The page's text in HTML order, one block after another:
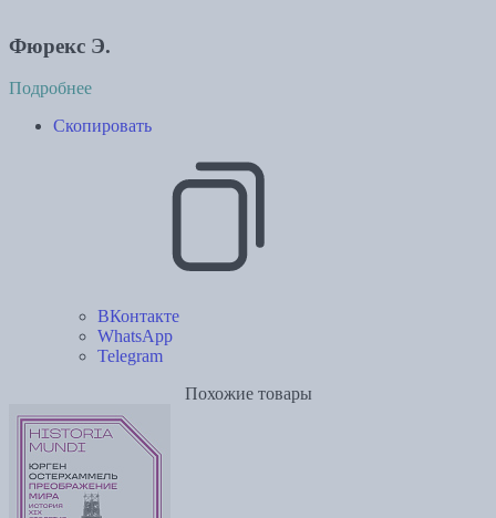
Фюрекс Э.
Подробнее
Скопировать
ВКонтакте
WhatsApp
Telegram
Похожие товары